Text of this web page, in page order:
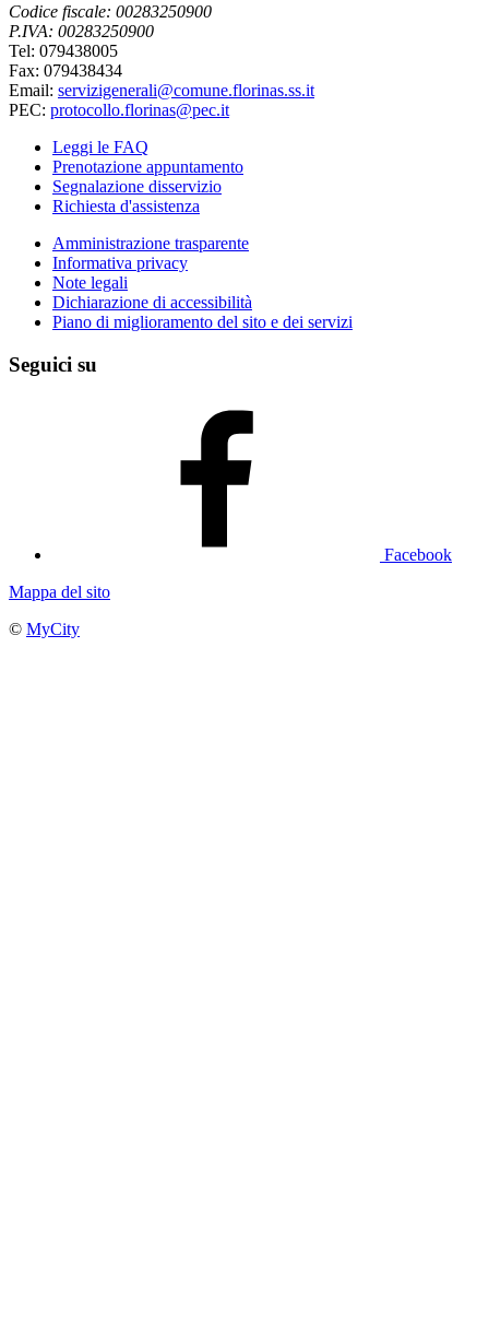
Codice fiscale: 00283250900
P.IVA: 00283250900
Tel: 079438005
Fax: 079438434
Email: servizigenerali@comune.florinas.ss.it
PEC: protocollo.florinas@pec.it
Leggi le FAQ
Prenotazione appuntamento
Segnalazione disservizio
Richiesta d'assistenza
Amministrazione trasparente
Informativa privacy
Note legali
Dichiarazione di accessibilità
Piano di miglioramento del sito e dei servizi
Seguici su
Facebook
Mappa del sito
© MyCity